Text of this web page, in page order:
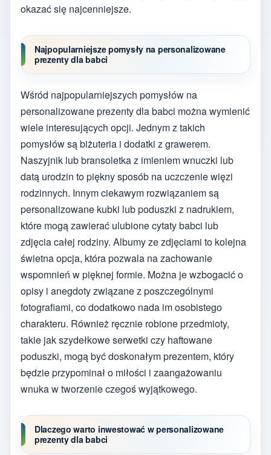
okazać się najcenniejsze.
Najpopularniejsze pomysły na personalizowane
prezenty dla babci
Wśród najpopularniejszych pomysłów na
personalizowane prezenty dla babci można wymienić
wiele interesujących opcji. Jednym z takich
pomysłów są biżuteria i dodatki z grawerem.
Naszyjnik lub bransoletka z imieniem wnuczki lub
datą urodzin to piękny sposób na uczczenie więzi
rodzinnych. Innym ciekawym rozwiązaniem są
personalizowane kubki lub poduszki z nadrukiem,
które mogą zawierać ulubione cytaty babci lub
zdjęcia całej rodziny. Albumy ze zdjęciami to kolejna
świetna opcja, która pozwala na zachowanie
wspomnień w pięknej formie. Można je wzbogacić o
opisy i anegdoty związane z poszczególnymi
fotografiami, co dodatkowo nada im osobistego
charakteru. Również ręcznie robione przedmioty,
takie jak szydełkowe serwetki czy haftowane
poduszki, mogą być doskonałym prezentem, który
będzie przypominał o miłości i zaangażowaniu
wnuka w tworzenie czegoś wyjątkowego.
Dlaczego warto inwestować w personalizowane
prezenty dla babci